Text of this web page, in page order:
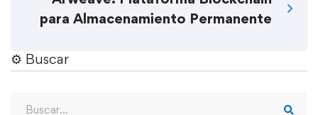
para Almacenamiento Permanente
⚙︎ Buscar